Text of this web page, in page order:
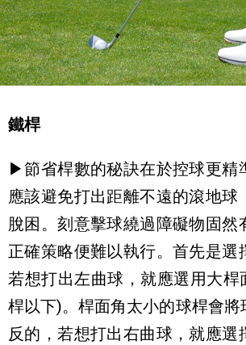
鐵桿
▶節省桿數的秘訣在於控球更精
應該避免打出距離不遠的滾地球
脫困。刻意擊球繞過障礙物固然
正確策略便難以執行。首先是選
若想打出左曲球，就應選用大桿
桿以下)。桿面角太小的球桿會將
反的，若想打出右曲球，就應選